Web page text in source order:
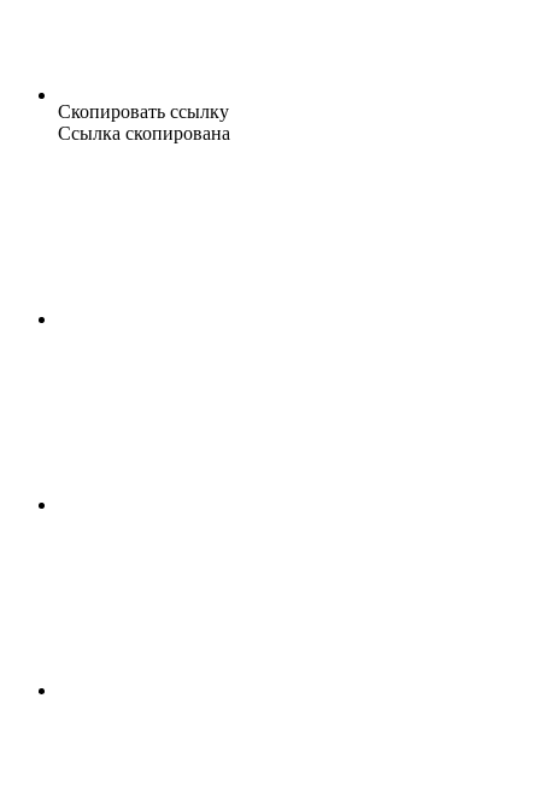
Скопировать ссылку
Ссылка скопирована